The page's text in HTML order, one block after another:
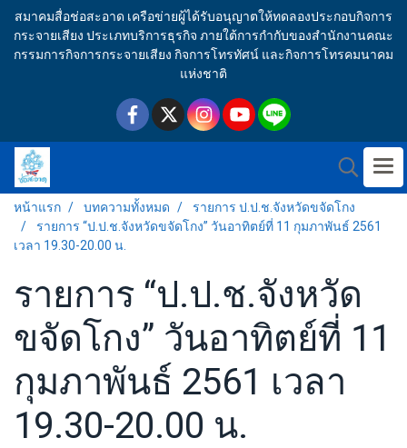
สมาคมสื่อช่อสะอาด เครือข่ายผู้ได้รับอนุญาตให้ทดลองประกอบกิจการ
กระจายเสียง ประเภทบริการธุรกิจ ภายใต้การกำกับของสำนักงานคณะ
กรรมการกิจการกระจายเสียง กิจการโทรทัศน์ และกิจการโทรคมนาคม
แห่งชาติ
หน้าแรก บทความทั้งหมด
รายการ ป.ป.ช.จังหวัดขจัดโกง
รายการ “ป.ป.ช.จังหวัดขจัดโกง” วันอาทิตย์ที่ 11 กุมภาพันธ์ 2561
เวลา 19.30-20.00 น.
รายการ “ป.ป.ช.จังหวัด
ขจัดโกง” วันอาทิตย์ที่ 11
กุมภาพันธ์ 2561 เวลา
19.30-20.00 น.